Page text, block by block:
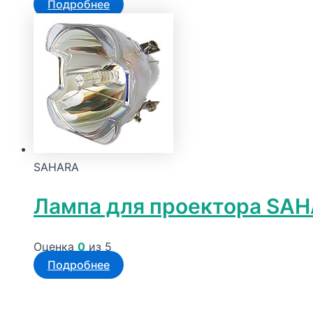
Подробнее
SAHARA
Лампа для проектора
Оценка 0 из 5
Подробнее